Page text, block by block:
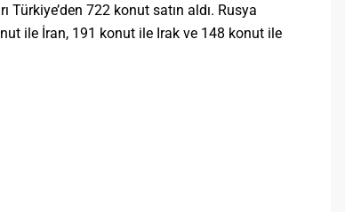
Türkiye’den 722 konut satın aldı. Rusya
ile İran, 191 konut ile Irak ve 148 konut ile